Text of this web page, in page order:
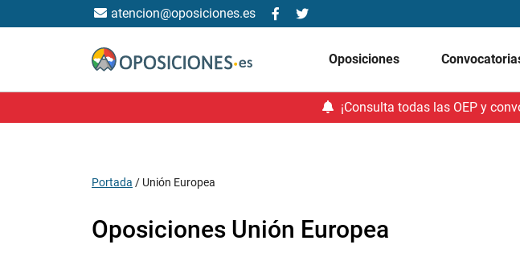
atencion@oposiciones.es
Oposiciones
¡Consulta todas las OEP y
Portada / Unión Europea
Oposiciones Unión Europea